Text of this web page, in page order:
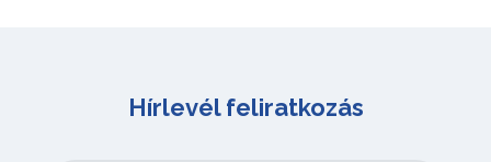
Hírlevél feliratkozás